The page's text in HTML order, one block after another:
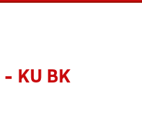
- KU BK